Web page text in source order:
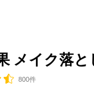
メイク落
800件